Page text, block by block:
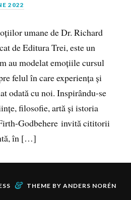
2022
umane de Dr. Richard
de Editura Trei, este un
au modelat emoțiile cursul
felul în care experiența și
odată cu noi. Inspirându-se
filosofie, artă și istoria
Godbehere invită cititorii
în […]
& THEME BY ANDERS NORÉN